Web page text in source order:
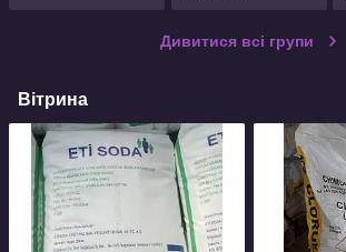
Дивитися всі групи
Вітрина